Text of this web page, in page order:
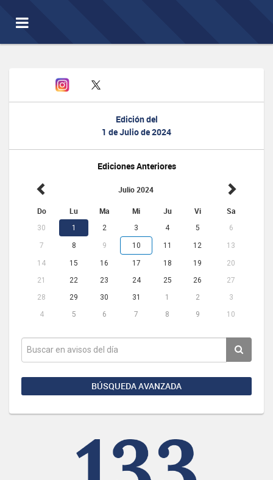
Toggle
navigation
Edición del
1 de Julio de 2024
Ediciones Anteriores
Julio 2024
Do Lu Ma Mi Ju Vi Sa
30 1 2 3 4 5 6
7 8 9 10 11 12 13
14 15 16 17 18 19
20
21
22 23 24 25 26
27
28
29 30 31 1 2
3
4
5 6 7 8 9 10
BÚSQUEDA AVANZADA